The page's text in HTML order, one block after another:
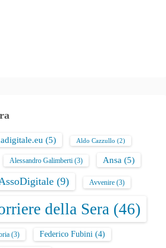
(5) Aldo Cazzullo (2)
Alessandro Galimberti (3) Ansa (5)
(9) Avvenire (3)
della Sera (46)
(3) Federico Fubini (4)